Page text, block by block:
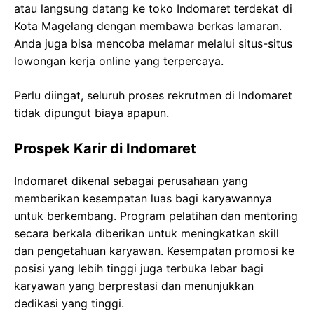
atau langsung datang ke toko Indomaret terdekat di
Kota Magelang dengan membawa berkas lamaran.
Anda juga bisa mencoba melamar melalui situs-situs
lowongan kerja online yang terpercaya.
Perlu diingat, seluruh proses rekrutmen di Indomaret
tidak dipungut biaya apapun.
Prospek Karir di Indomaret
Indomaret dikenal sebagai perusahaan yang
memberikan kesempatan luas bagi karyawannya
untuk berkembang. Program pelatihan dan mentoring
secara berkala diberikan untuk meningkatkan skill
dan pengetahuan karyawan. Kesempatan promosi ke
posisi yang lebih tinggi juga terbuka lebar bagi
karyawan yang berprestasi dan menunjukkan
dedikasi yang tinggi.